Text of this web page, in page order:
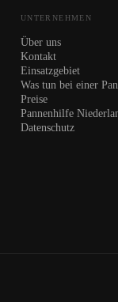
UNTERNEHMEN
Über uns
Kontakt
Einsatzgebiet
Was tun bei einer
Preise
Pannenhilfe
Datenschutz